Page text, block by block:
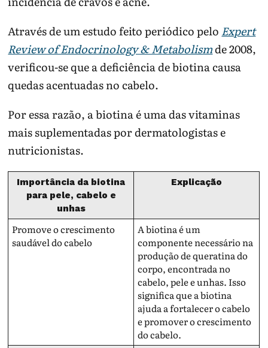
Através de um estudo feito periódico pelo Expert
Review of Endocrinology & Metabolismde 2008,
verificou-se que a deficiência de biotina causa
quedas acentuadas no cabelo.
Por essa razão, a biotina é uma das vitaminas
mais suplementadas por dermatologistas e
nutricionistas.
Importância da biotina
para pele, cabelo e
unhas
Explicação
Promove o crescimento
saudável do cabelo
A biotina é um
componente necessário na
produção de queratina do
corpo, encontrada no
cabelo, pele e unhas. Isso
significa que a biotina
ajuda a fortalecer o cabelo
e promover o crescimento
do cabelo.